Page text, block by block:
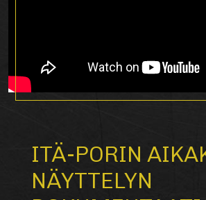
ITÄ-PORIN
NÄYTTELYN